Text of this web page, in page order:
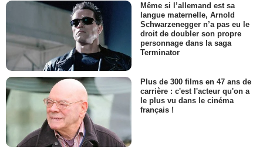
Même si l’allemand est sa
langue maternelle, Arnold
Schwarzenegger n’a pas eu le
droit de doubler son propre
personnage dans la saga
Terminator
Plus de 300 films en 47 ans de
carrière : c'est l'acteur qu'on a
le plus vu dans le cinéma
français !